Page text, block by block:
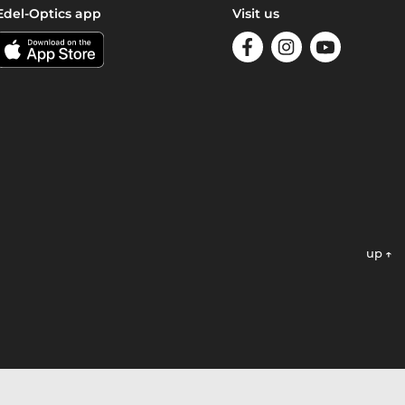
Optics app Visit us
up